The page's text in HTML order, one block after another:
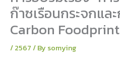
ก๊าซเรือนกระจกแล
Carbon
/2567/ By somying